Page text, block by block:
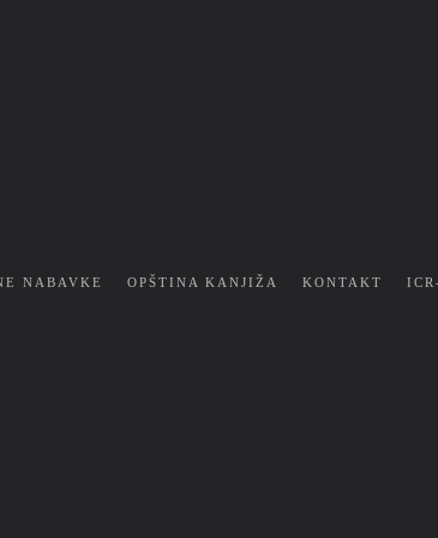
NABAVKE OPŠTINA KANJIŽA KONTAKT